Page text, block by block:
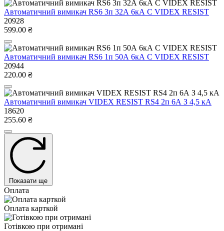
Автоматичний вимикач RS6 3п 32А 6кА С VIDEX RESIST
20928
599.00 ₴
Автоматичний вимикач RS6 1п 50А 6кА С VIDEX RESIST
20944
220.00 ₴
Автоматичний вимикач VIDEX RESIST RS4 2п 6А З 4,5 кА
18620
255.60 ₴
Показати ще
Оплата
Оплата карткой
Готівкою при отримані